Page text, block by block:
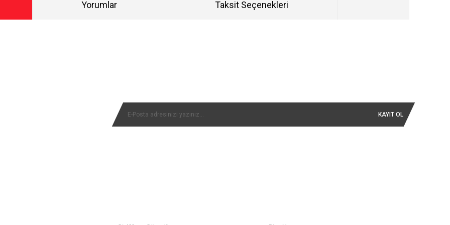
Yorumlar Taksit Seçenekleri
Yorum Yaz KAYIT OL